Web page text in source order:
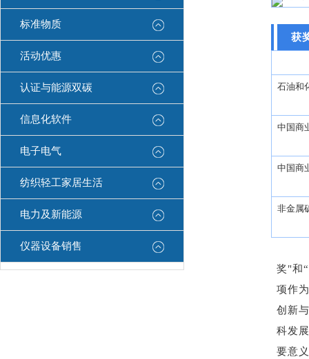
标准物质
活动优惠
认证与能源双碳
信息化软件
电子电气
纺织轻工家居生活
电力及新能源
仪器设备销售
获
石油和
中国商
中国商
非金属
奖"和
项作
创新
科发
要意